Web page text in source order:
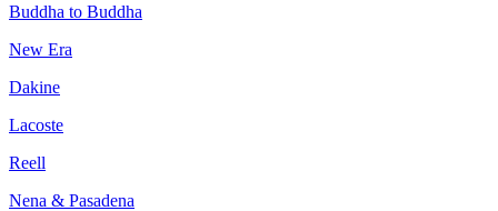
Buddha to Buddha
New Era
Dakine
Lacoste
Reell
Nena & Pasadena